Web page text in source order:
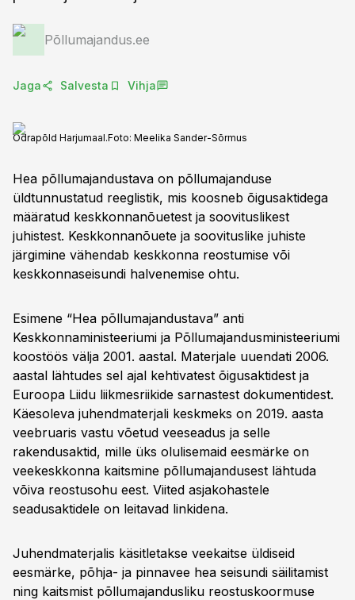
Põllumajandus.ee
Jaga Salvesta Vihja
Odrapõld Harjumaal.Foto: Meelika Sander-Sõrmus
Hea põllumajandustava on põllumajanduse
üldtunnustatud reeglistik, mis koosneb õigusaktidega
määratud keskkonnanõuetest ja soovituslikest
juhistest. Keskkonnanõuete ja soovituslike juhiste
järgimine vähendab keskkonna reostumise või
keskkonnaseisundi halvenemise ohtu.
Esimene “Hea põllumajandustava” anti
Keskkonnaministeeriumi ja Põllumajandusministeeriumi
koostöös välja 2001. aastal. Materjale uuendati 2006.
aastal lähtudes sel ajal kehtivatest õigusaktidest ja
Euroopa Liidu liikmesriikide sarnastest dokumentidest.
Käesoleva juhendmaterjali keskmeks on 2019. aasta
veebruaris vastu võetud veeseadus ja selle
rakendusaktid, mille üks olulisemaid eesmärke on
veekeskkonna kaitsmine põllumajandusest lähtuda
võiva reostusohu eest. Viited asjakohastele
seadusaktidele on leitavad linkidena.
Juhendmaterjalis käsitletakse veekaitse üldiseid
eesmärke, põhja- ja pinnavee hea seisundi säilitamist
ning kaitsmist põllumajandusliku reostuskoormuse